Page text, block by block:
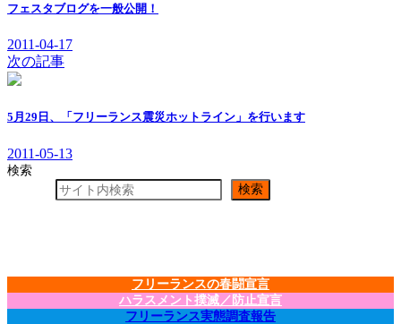
フェスタブログを一般公開！
2011-04-17
次の記事
5月29日、「フリーランス震災ホットライン」を行います
2011-05-13
検索
検索
フリーランスの春闘宣言
ハラスメント撲滅／防止宣言
フリーランス実態調査報告